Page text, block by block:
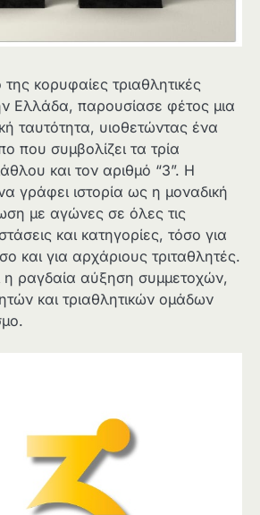
κορυφαίες τριαθλητικές
Ελλάδα, παρουσίασε φέτος μια
ταυτότητα, υιοθετώντας ένα
που συμβολίζει τα τρία
και τον αριθμό “3”. Η
γράφει ιστορία ως η μοναδική
με αγώνες σε όλες τις
και κατηγορίες, τόσο για
και για αρχάριους τριταθλητές.
η ραγδαία αύξηση συμμετοχών,
και τριαθλητικών ομάδων